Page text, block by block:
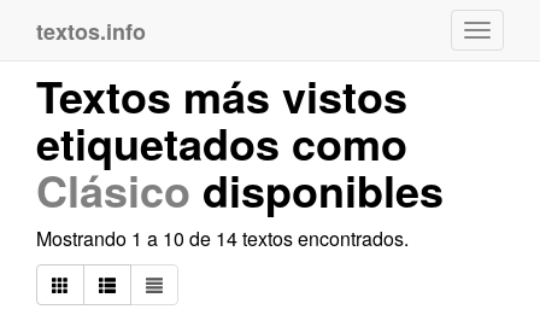
textos.info
Textos más vistos
etiquetados como
Clásico disponibles
Mostrando 1 a 10 de 14 textos encontrados.